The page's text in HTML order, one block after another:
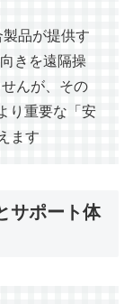
品が提供す
きを遠隔操
んが、その
り重要な「安
ます
サポート体